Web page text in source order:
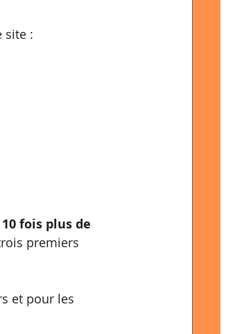
site :
10 fois plus de
premiers
et pour les